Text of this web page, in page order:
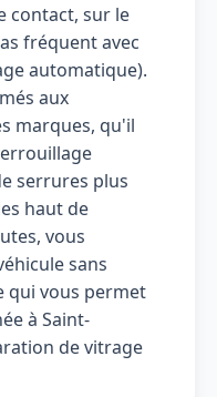
contact, sur le
fréquent avec
automatique).
aux
marques, qu'il
serrures plus
haut de
vous
sans
qui vous permet
à Saint-
de vitrage